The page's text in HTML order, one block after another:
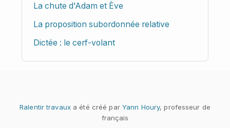
La chute d'Adam et Ève
La proposition subordonnée relative
Dictée : le cerf-volant
Ralentir travauxa été créé par Yann Houry, professeur de
français